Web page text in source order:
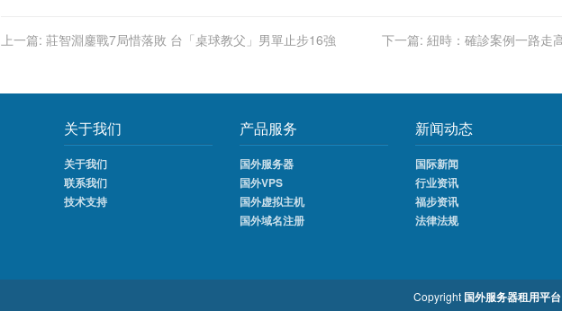
上一篇: 莊智淵鏖戰7局惜落敗 台「桌球教父」男單止步16強 下一篇:
关于我们
关于我们
联系我们
技术支持
产品服务
国外服务器
国外VPS
国外虚拟主机
国外域名注册
新闻动态
国际新闻
行业资讯
福步资讯
法律法规
Copyright 国外服务器租用平台